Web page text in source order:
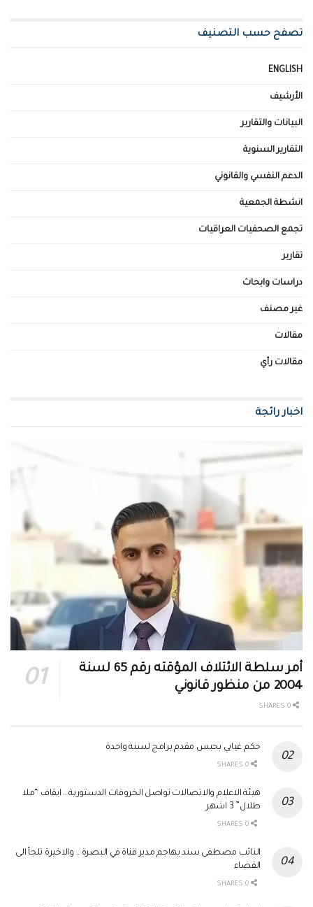
تصفح حسب التصنيف
ENGLISH
الأرشيف
البيانات والتقارير
التقارير السنوية
الدعم النفسي والقانوني
انشطة الجمعية
تجمع الصحفيات العراقيات
تقارير
دراسات وابحاث
غير مصنف
مقالات
مقالات رأي
اخبار رائجة
أمر سلطة الائتلاف المؤقته رقم 65 لسنة
2004 من منظور قانوني
حكم غيابي بحبس مقدم برامج لسنة واحدة
هيئة الاعلام والاتصالات تواصل الخروقات الدستورية .. ايقاف “ملا
طلال” 3 اشهر
النائب مصطفى سند يهاجم مدير قناة في البصرة .. والاخيرة تلجأ الى
القضاء